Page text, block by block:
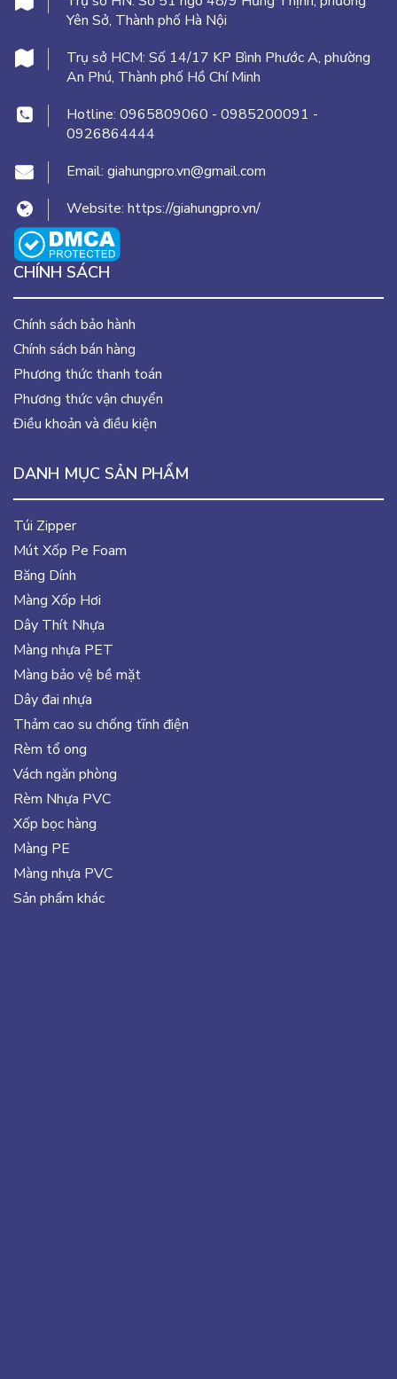
Yên Sở, Thành phố Hà Nội
Trụ sở HCM: Số 14/17 KP Bình Phước A, phường
An Phú, Thành phố Hồ Chí Minh
Hotline: 0965809060 - 0985200091 -
0926864444
Email: giahungpro.vn@gmail.com
Website: https://giahungpro.vn/
CHÍNH SÁCH
Chính sách bảo hành
Chính sách bán hàng
Phương thức thanh toán
Phương thức vận chuyển
Điều khoản và điều kiện
DANH MỤC SẢN PHẨM
Túi Zipper
Mút Xốp Pe Foam
Băng Dính
Màng Xốp Hơi
Dây Thít Nhựa
Màng nhựa PET
Màng bảo vệ bề mặt
Dây đai nhựa
Thảm cao su chống tĩnh điện
Rèm tổ ong
Vách ngăn phòng
Rèm Nhựa PVC
Xốp bọc hàng
Màng PE
Màng nhựa PVC
Sản phẩm khác